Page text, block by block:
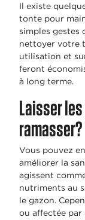
Il existe
tonte pour
simples gestes
nettoyer votre
utilisation et
feront
à long terme.
Laisser
ramasser?
Vous pouvez
améliorer la
agissent
nutriments au
le gazon.
ou affectée par